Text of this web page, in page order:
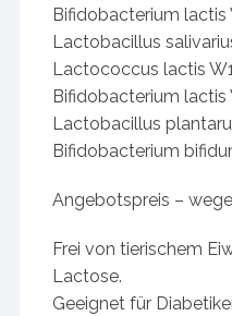
Bifidobacterium lactis
Lactobacillus
Lactococcus lactis
Bifidobacterium lactis
Lactobacillus
Bifidobacterium
Angebotspreis –
Frei von tierischem
Lactose.
Geeignet für